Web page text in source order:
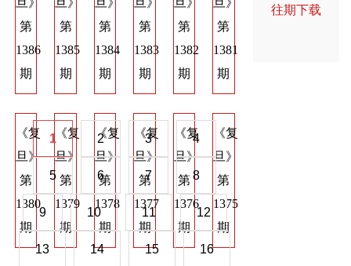
旦》
第
1386
期
旦》
第
1385
期
旦》
第
1384
期
旦》
第
1383
期
旦》
第
1382
期
旦》
第
1381
期
《复
旦》
第
1380
期
《复
旦》
第
1379
期
《复
旦》
第
1378
期
《复
旦》
第
1377
期
《复
旦》
第
1376
期
《复
旦》
第
1375
期
旦》
1 2 3 4
5 6 7 8
9 10 11 12
13 14 15 16
往期下载